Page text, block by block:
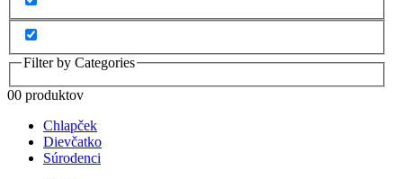
Filter by Categories
00 produktov
Chlapček
Dievčatko
Súrodenci